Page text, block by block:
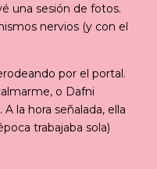
una sesión de fotos.
nervios (y con el
por el portal.
o Dafni
la hora señalada, ella
trabajaba sola)